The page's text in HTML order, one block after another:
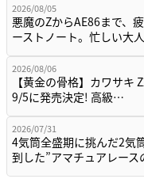
2026/08/05
悪魔のZからAE86まで、
ーストノート。忙しい大
2026/08/06
【黄金の骨格】カワサキ
9/5に発売決定! 高級…
2026/07/31
4気筒全盛期に挑んだ2気
到した”アマチュアレー